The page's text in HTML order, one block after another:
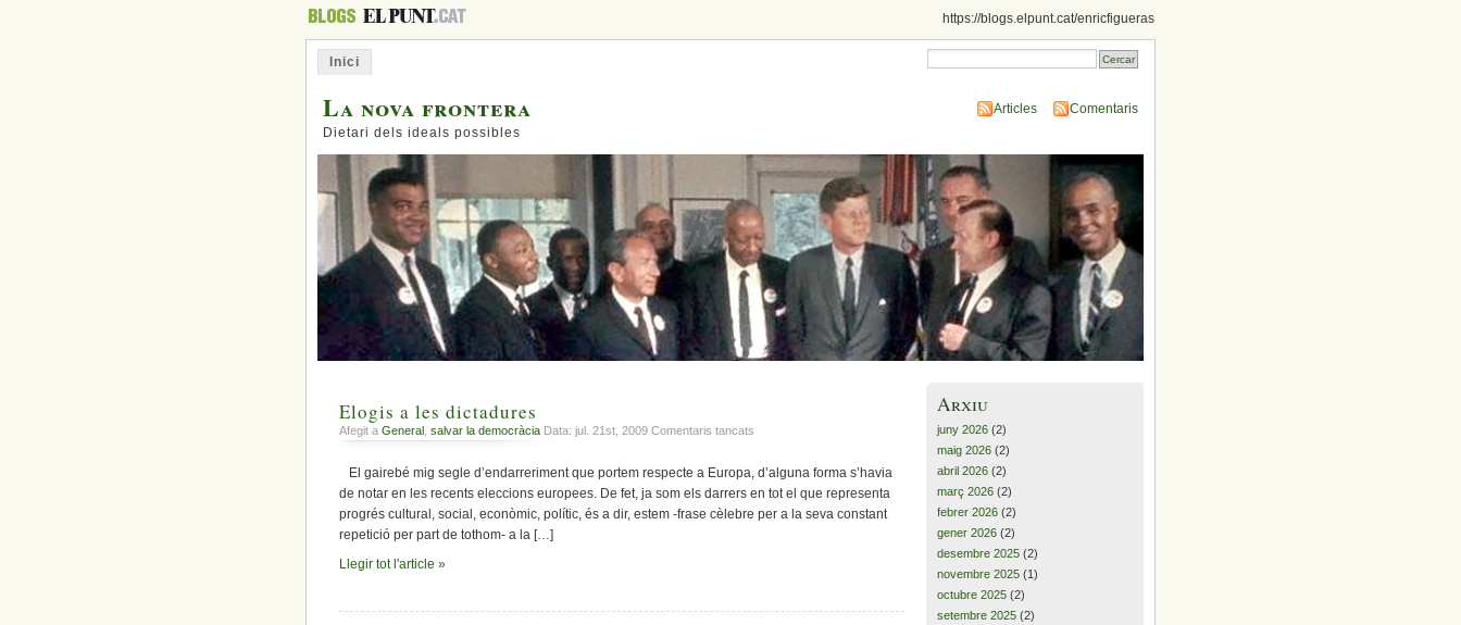
https://blogs.elpunt.cat/enricfigueras
Inici
La nova frontera
Dietari dels ideals possibles
Articles Comentaris
Elogis a les dictadures
Afegit a General salvar la democràcia Data: jul. 21st, 2009 Comentaris tancats
dictadures
El gairebé mig segle d’endarreriment que portem respecte a Europa, d’alguna forma s’havia
de notar en les recents eleccions europees. De fet, ja som els darrers en tot el que representa
progrés cultural, social, econòmic, polític, és a dir, estem -frase cèlebre per a la seva constant
repetició per part de tothom- a la […]
Llegir tot l'article »
Arxiu
juny 2026 (2)
maig 2026 (2)
abril 2026 (2)
març 2026 (2)
febrer 2026 (2)
gener 2026 (2)
desembre 2025 (2)
novembre 2025 (1)
octubre 2025 (2)
setembre 2025 (2)